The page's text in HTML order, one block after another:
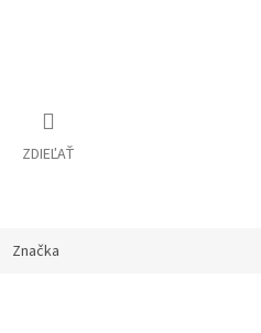
ZDIEĽAŤ
Značka